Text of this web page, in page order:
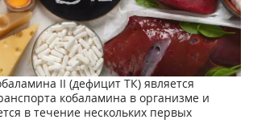
II (дефицит ТК) является
кобаламина в организме и
в течение нескольких первых